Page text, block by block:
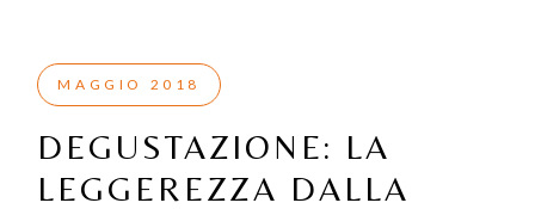
MAGGIO 2018
DEGUSTAZIONE: LA
LEGGEREZZA DALLA